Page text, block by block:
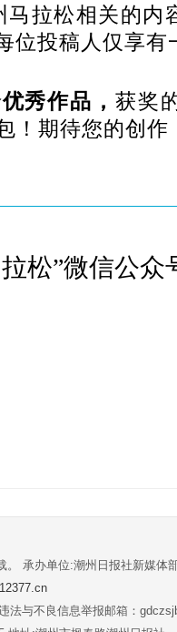
马拉松相关的内
位投稿人仅享有
秀作品，获奖
！期待您的创
松”微信公众
。 承办单位:潮州日报社新媒体
法与不良信息举报邮箱：